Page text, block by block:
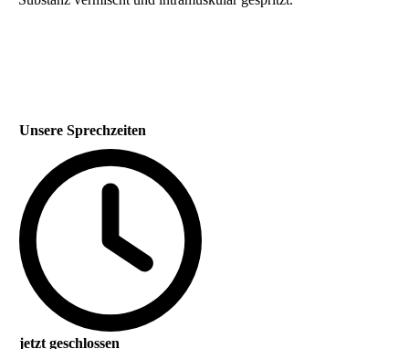
Unsere Sprechzeiten
jetzt geschlossen